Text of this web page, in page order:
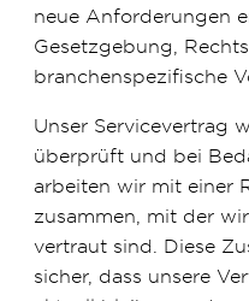
neue Anforderungen
Gesetzgebung,
branchenspezifische
Unser Servicevertrag
überprüft und bei
arbeiten wir mit einer
zusammen, mit der
vertraut sind. Diese
sicher, dass unsere